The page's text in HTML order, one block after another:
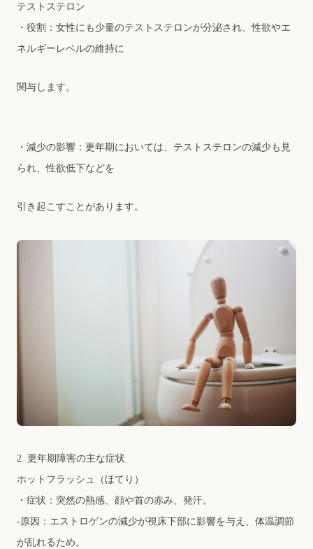
テストステロン
・役割：⼥性にも少量のテストステロンが分泌され、性欲やエ
ネルギーレベルの維持に
関与します。
・減少の影響：更年期においては、テストステロンの減少も⾒
られ、性欲低下などを
引き起こすことがあります。
2. 更年期障害の主な症状
ホットフラッシュ（ほてり）
・症状：突然の熱感、顔や⾸の⾚み、発汗。
-原因：エストロゲンの減少が視床下部に影響を与え、体温調節
が乱れるため。